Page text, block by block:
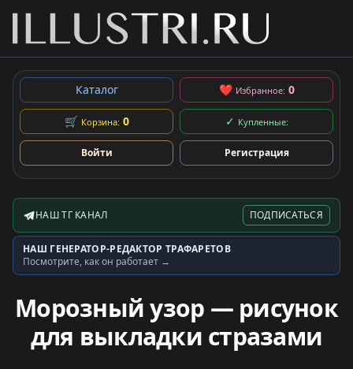
Каталог ❤ Избранное: 0
🛒 Корзина: 0 ✓ Купленные:
Войти Регистрация
Telegram-канал
НАШ ТГ КАНАЛ ПОДПИСАТЬСЯ
Генератор трафаретов
НАШ ГЕНЕРАТОР-РЕДАКТОР ТРАФАРЕТОВ
Посмотрите, как он работает →
Морозный узор — рисунок
для выкладки стразами